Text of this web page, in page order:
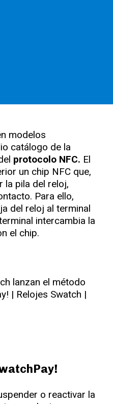
modelos
catálogo de la
protocolo NFC. El
un chip NFC que,
la pila del reloj,
Para ello,
del reloj al terminal
intercambia la
el chip.
o reactivar la